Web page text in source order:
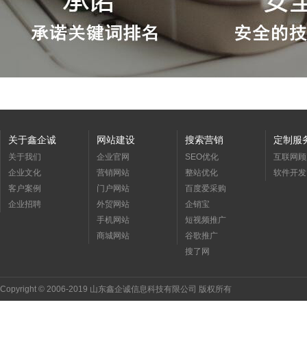
关于鑫企诚
关于我们
企业文化
客户案例
企业招聘
网站建设
企业官网
营销网站
门户网站
外贸网站
手机网站
商城网站
搜索营销
SEO优化
整站优化
百度爱采购
企销宝
短视频推广
谷歌推广
搜了网
定制服
互联网
软件开发
Copyright © 2006-2019 山东鑫企诚信息科技有限公司 版权所有